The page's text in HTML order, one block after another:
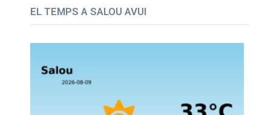
EL TEMPS A SALOU AVUI